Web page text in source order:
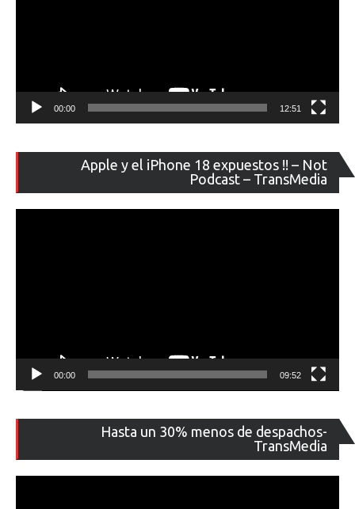
00:00 12:51
Apple y el iPhone 18 expuestos !! – Not
Podcast – TransMedia
de
00:00 09:52
Hasta un 30% menos de despachos-
TransMedia
de